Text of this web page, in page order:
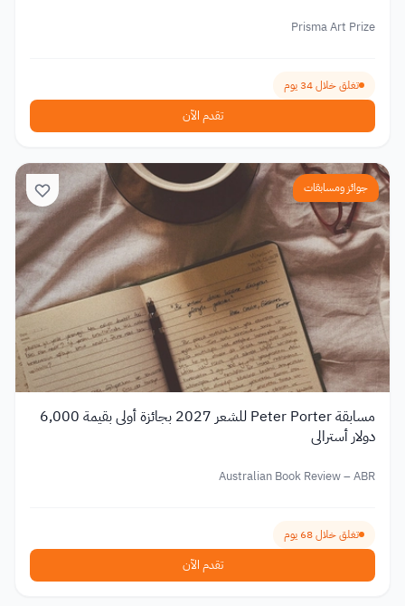
Prisma Art Prize
تغلق خلال 34 يوم
تقدم الآن
جوائز ومسابقات
مسابقة Peter Porter للشعر 2027 بجائزة أولى بقيمة 6,000
دولار أسترالي
Australian Book Review – ABR
تغلق خلال 68 يوم
تقدم الآن